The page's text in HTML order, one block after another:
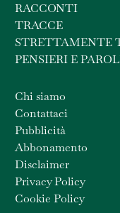
RACCONTI
TRACCE
STRETTAMENTE
PENSIERI E
Chi siamo
Contattaci
Pubblicità
Abbonamento
Disclaimer
Privacy Policy
Cookie Policy